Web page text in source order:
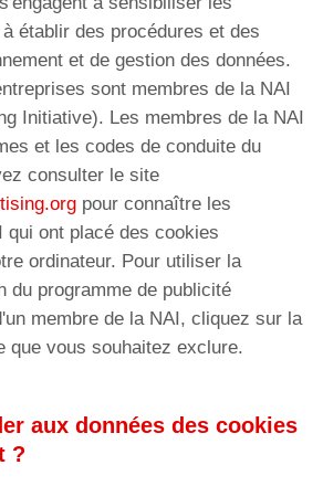
établir des procédures et des
et de gestion des données.
sont membres de la NAI
Initiative). Les membres de la NAI
et les codes de conduite du
consulter le site
pour connaître les
qui ont placé des cookies
ordinateur. Pour utiliser la
du programme de publicité
membre de la NAI, cliquez sur la
que vous souhaitez exclure.
aux données des cookies
?